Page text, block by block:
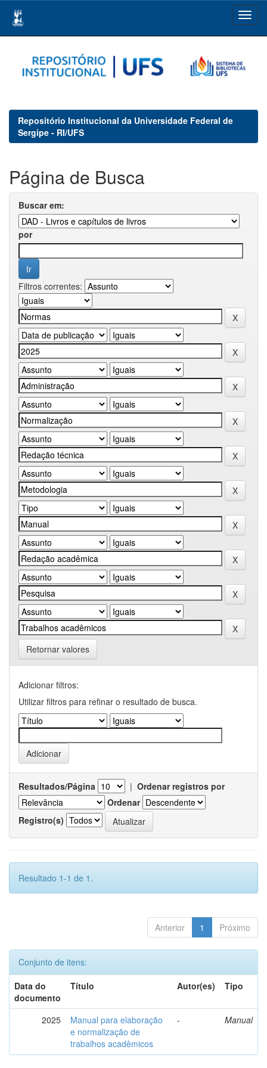
navigation
Repositório Institucional da Universidade Federal de
Sergipe - RI/UFS
Página de Busca
Buscar em:
por
Filtros correntes:
Retornar valores
Adicionar filtros:
Utilizar filtros para refinar o resultado de busca.
Resultados/Página | Ordenar registros por
Ordenar
Registro(s)
Resultado 1-1 de 1.
Anterior 1 Próximo
Conjunto de itens:
Data do
documento
Título Autor(es) Tipo
2025
Manual para elaboração
e normalização de
trabalhos acadêmicos
- Manual